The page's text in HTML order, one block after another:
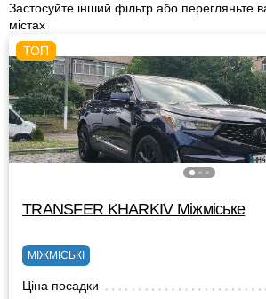
Застосуйте інший фільтр або перегляньте
містах
TRANSFER KHARKIV Міжміське
МІЖМІСЬКІ
Ціна посадки